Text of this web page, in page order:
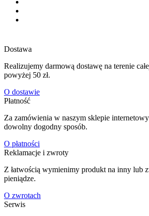
Dostawa
Realizujemy darmową dostawę na terenie
powyżej 50 zł.
O dostawie
Płatność
Za zamówienia w naszym sklepie
dowolny dogodny sposób.
O płatności
Reklamacje i zwroty
Z łatwością wymienimy produkt na inny lub
pieniądze.
O zwrotach
Serwis